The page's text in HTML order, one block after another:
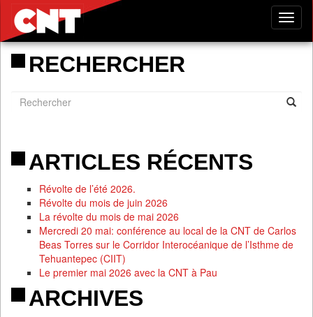
RECHERCHER
ARTICLES RÉCENTS
Révolte de l’été 2026.
Révolte du mois de juin 2026
La révolte du mois de mai 2026
Mercredi 20 mai: conférence au local de la CNT de Carlos
Beas Torres sur le Corridor Interocéanique de l’Isthme de
Tehuantepec (CIIT)
Le premier mai 2026 avec la CNT à Pau
ARCHIVES